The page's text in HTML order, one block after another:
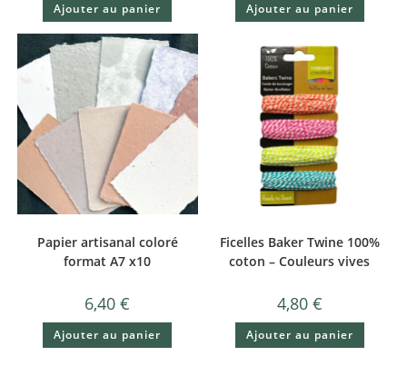
Ajouter au panier Ajouter au panier
Papier artisanal coloré
format A7 x10
6,40€
Ajouter au panier
Ficelles Baker Twine 100%
coton – Couleurs vives
4,80 €
Ajouter au panier